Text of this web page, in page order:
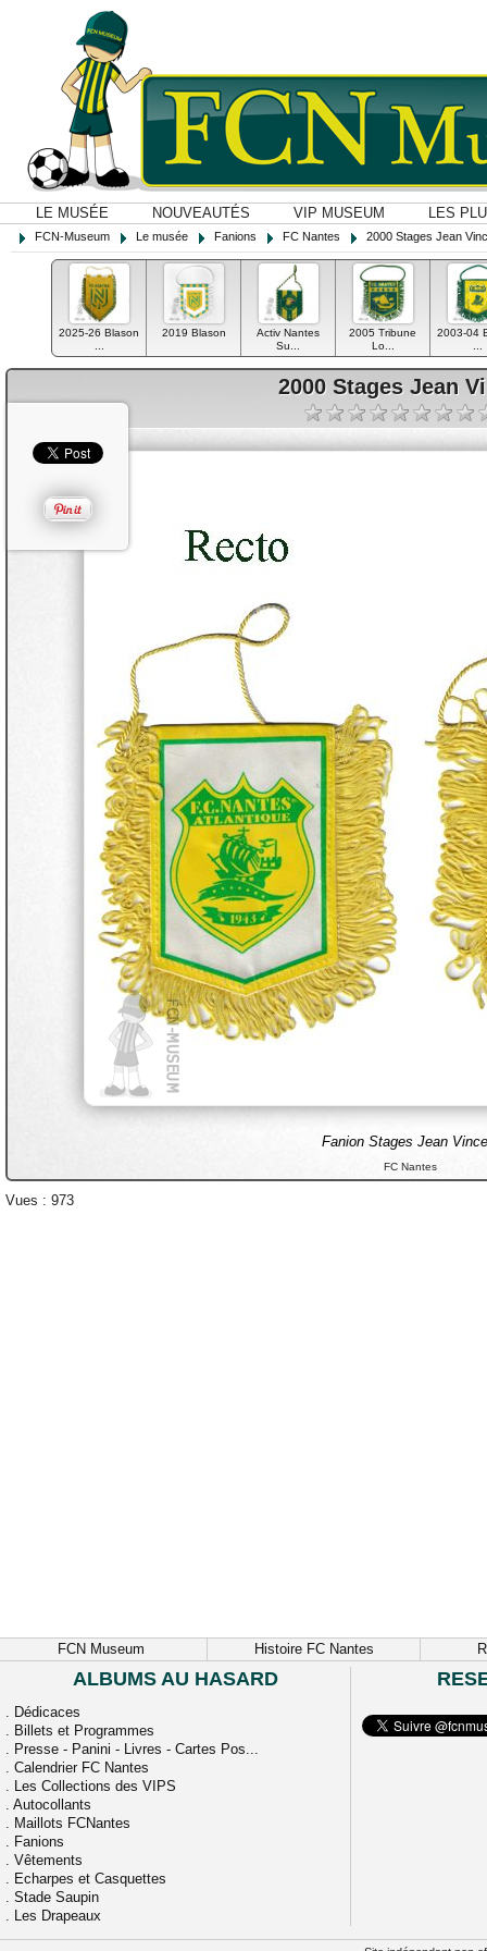
LE MUSÉE NOUVEAUTÉS VIP MUSEUM LES
FCN-Museum Le musée Fanions FC Nantes 2000 Stages Jean
2025-26 Blason
2019 Blason
Activ Nantes
Su...
2005 Tribune
Lo...
2003-04
2000 Stages Jean
Fanion Stages Jean
FC Nantes
Vues : 973
FCN Museum Histoire FC Nantes
ALBUMS AU HASARD
. Dédicaces
. Billets et Programmes
. Presse - Panini - Livres - Cartes Pos...
. Calendrier FC Nantes
. Les Collections des VIPS
. Autocollants
. Maillots FCNantes
. Fanions
. Vêtements
. Echarpes et Casquettes
. Stade Saupin
. Les Drapeaux